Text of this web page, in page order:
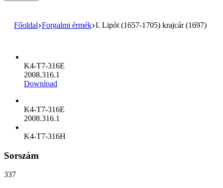
Főoldal Forgalmi érmék I. Lipót (1657-1705) krajcár (1697)
K4-T7-316E
2008.316.1
Download
K4-T7-316E
2008.316.1
K4-T7-316H
Sorszám
337